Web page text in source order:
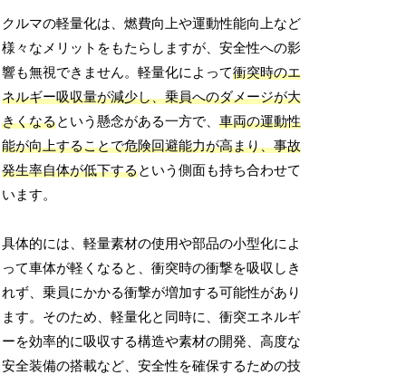
クルマの軽量化は、燃費向上や運動性能向上など
様々なメリットをもたらしますが、安全性への影
響も無視できません。軽量化によって衝突時のエ
ネルギー吸収量が減少し、乗員へのダメージが大
きくなるという懸念がある一方で、車両の運動性
能が向上することで危険回避能力が高まり、事故
発生率自体が低下するという側面も持ち合わせて
います。
具体的には、軽量素材の使用や部品の小型化によ
って車体が軽くなると、衝突時の衝撃を吸収しき
れず、乗員にかかる衝撃が増加する可能性があり
ます。そのため、軽量化と同時に、衝突エネルギ
ーを効率的に吸収する構造や素材の開発、高度な
安全装備の搭載など、安全性を確保するための技